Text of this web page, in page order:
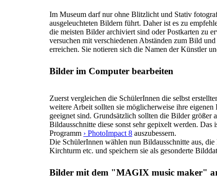
Im Museum darf nur ohne Blitzlicht und Stativ
ausgeleuchteten Bildern führt. Daher ist es zu
die meisten Bilder archiviert sind oder Postkarten zu
versuchen mit verschiedenen Abständen zum Bild
erreichen. Sie notieren sich die Namen der Künstler
Bilder im Computer bearbeiten
Zuerst vergleichen die SchülerInnen die selbst
weitere Arbeit sollten sie möglicherweise ihre
geeignet sind. Grundsätzlich sollten die Bilder
Bildausschnitte diese sonst sehr gepixelt werden.
Programm › PhotoImpact 8 auszubessern.
Die SchülerInnen wählen nun Bildausschnitte aus,
Kirchturm etc. und speichern sie als gesonderte
Bilder mit dem "MAGIX music maker"